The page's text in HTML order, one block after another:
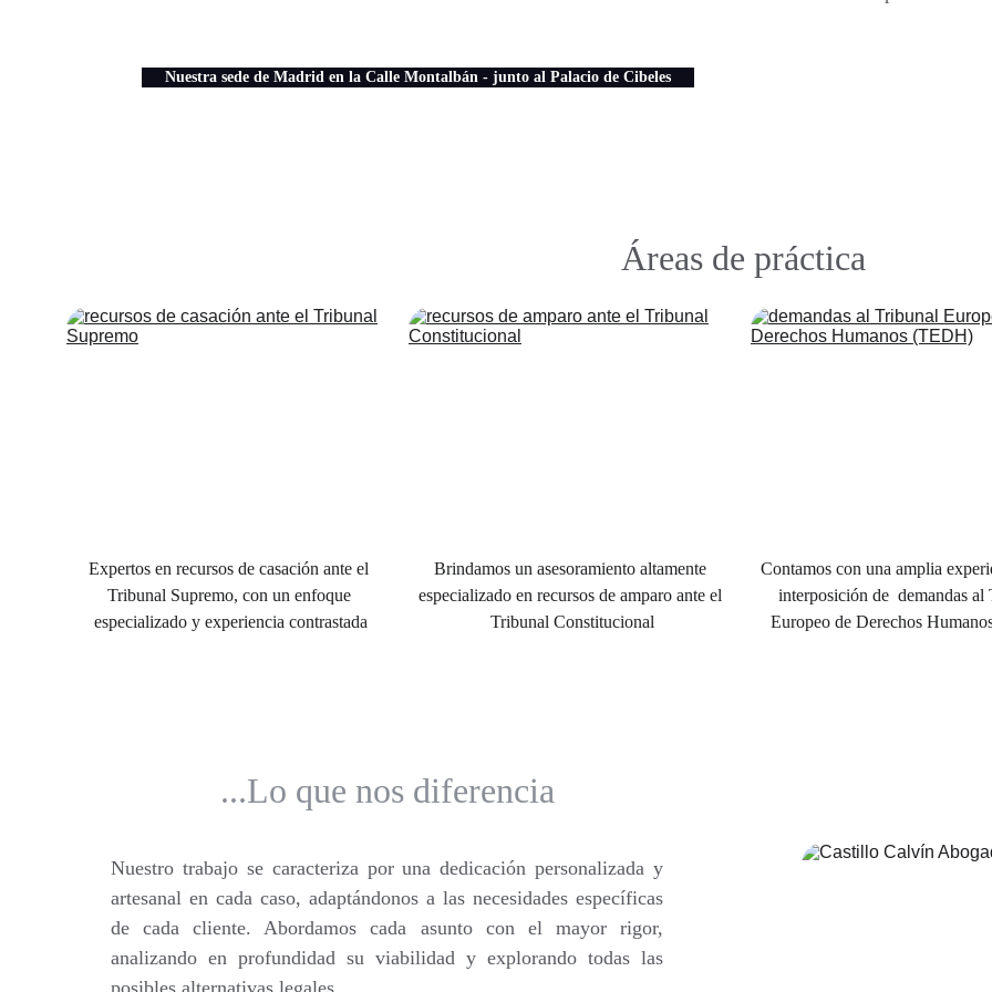
Nuestra sede de Madrid en la Calle Montalbán - junto al Palacio de Cibeles
Áreas de práctica
Expertos en recursos de casación ante el
Tribunal Supremo, con un enfoque
especializado y experiencia contrastada
Brindamos un asesoramiento altamente
especializado en recursos de amparo ante el
Tribunal Constitucional
Contamos con una amplia
interposición de  demandas al
Europeo de Derechos
​​​...Lo que nos diferencia
Nuestro trabajo se caracteriza por una dedicación personalizada y
artesanal en cada caso, adaptándonos a las necesidades específicas
de cada cliente. Abordamos cada asunto con el mayor rigor,
analizando en profundidad su viabilidad y explorando todas las
posibles alternativas legales.